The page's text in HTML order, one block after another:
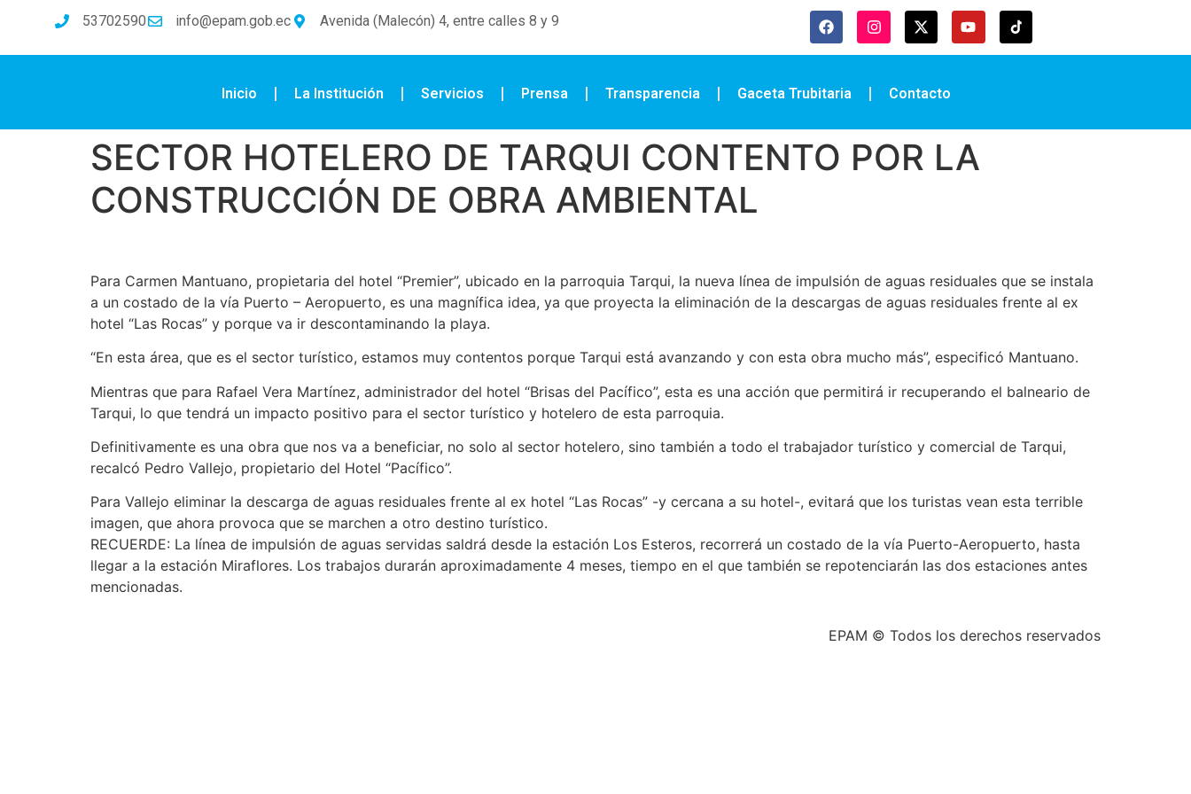
53702590 info@epam.gob.ec Avenida (Malecón) 4, entre calles 8 y 9
Inicio La Institución Servicios Prensa Transparencia Gaceta Trubitaria Contacto
SECTOR HOTELERO DE TARQUI CONTENTO POR LA
CONSTRUCCIÓN DE OBRA AMBIENTAL
Para Carmen Mantuano, propietaria del hotel “Premier”, ubicado en la parroquia Tarqui, la nueva línea de impulsión de aguas residuales que se instala
a un costado de la vía Puerto – Aeropuerto, es una magnífica idea, ya que proyecta la eliminación de la descargas de aguas residuales frente al ex
hotel “Las Rocas” y porque va ir descontaminando la playa.
“En esta área, que es el sector turístico, estamos muy contentos porque Tarqui está avanzando y con esta obra mucho más”, especificó Mantuano.
Mientras que para Rafael Vera Martínez, administrador del hotel “Brisas del Pacífico”, esta es una acción que permitirá ir recuperando el balneario de
Tarqui, lo que tendrá un impacto positivo para el sector turístico y hotelero de esta parroquia.
Definitivamente es una obra que nos va a beneficiar, no solo al sector hotelero, sino también a todo el trabajador turístico y comercial de Tarqui,
recalcó Pedro Vallejo, propietario del Hotel “Pacífico”.
Para Vallejo eliminar la descarga de aguas residuales frente al ex hotel “Las Rocas” -y cercana a su hotel-, evitará que los turistas vean esta terrible
imagen, que ahora provoca que se marchen a otro destino turístico.
RECUERDE: La línea de impulsión de aguas servidas saldrá desde la estación Los Esteros, recorrerá un costado de la vía Puerto-Aeropuerto, hasta
llegar a la estación Miraflores. Los trabajos durarán aproximadamente 4 meses, tiempo en el que también se repotenciarán las dos estaciones antes
mencionadas.
EPAM © Todos los derechos reservados